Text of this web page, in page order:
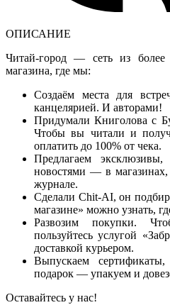
ОПИСАНИЕ
Читай-город — сеть из
магазина, где мы:
Создаём места для
канцелярией. И авторами!
Придумали Книголова с
Чтобы вы читали и
оплатить до 100% от чека.
Предлагаем
новостями — в магазинах,
журнале.
Сделали Chit-AI, он
магазине» можно узнать,
Развозим покупки.
пользуйтесь услугой
доставкой курьером.
Выпускаем
подарок — упакуем и
Оставайтесь у нас!